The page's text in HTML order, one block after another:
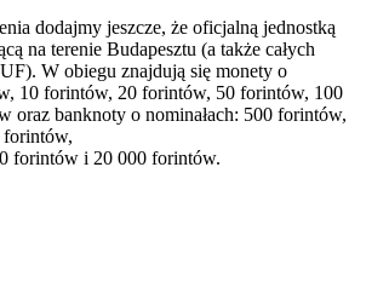
dodajmy jeszcze, że oficjalną jednostką
na terenie Budapesztu (a także całych
W obiegu znajdują się monety o
10 forintów, 20 forintów, 50 forintów, 100
oraz banknoty o nominałach: 500 forintów,
forintów i 20 000 forintów.